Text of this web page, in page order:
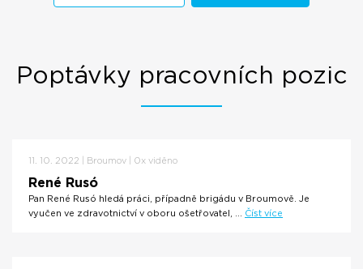
Poptávky pracovních pozic
11. 10. 2022 | Broumov | 0x viděno
René Rusó
Pan René Rusó hledá práci, případně brigádu v Broumově. Je
vyučen ve zdravotnictví v oboru ošetřovatel, ... Číst více